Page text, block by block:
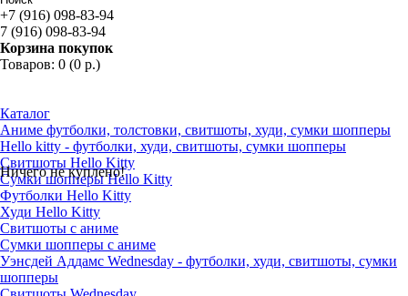
+7 (916) 098-83-94
7 (916) 098-83-94
Корзина покупок
Товаров: 0 (0 р.)
Ничего не куплено!
Каталог
Аниме футболки, толстовки, свитшоты, худи, сумки шопперы
Hello kitty - футболки, худи, свитшоты, сумки шопперы
Свитшоты Hello Kitty
Сумки шопперы Hello Kitty
Футболки Hello Kitty
Худи Hello Kitty
Свитшоты с аниме
Сумки шопперы с аниме
Уэнсдей Аддамс Wednesday - футболки, худи, свитшоты, сумки
шопперы